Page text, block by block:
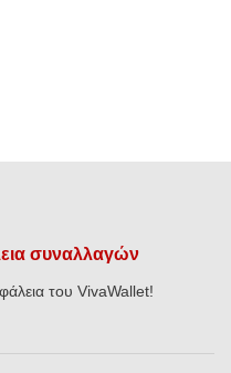
συναλλαγών
του VivaWallet!